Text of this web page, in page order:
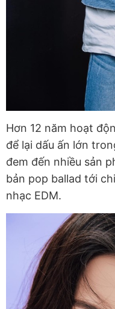
Hơn 12 năm hoạt
để lại dấu ấn lớn
đem đến nhiều sản
bản pop ballad tới
nhạc EDM.